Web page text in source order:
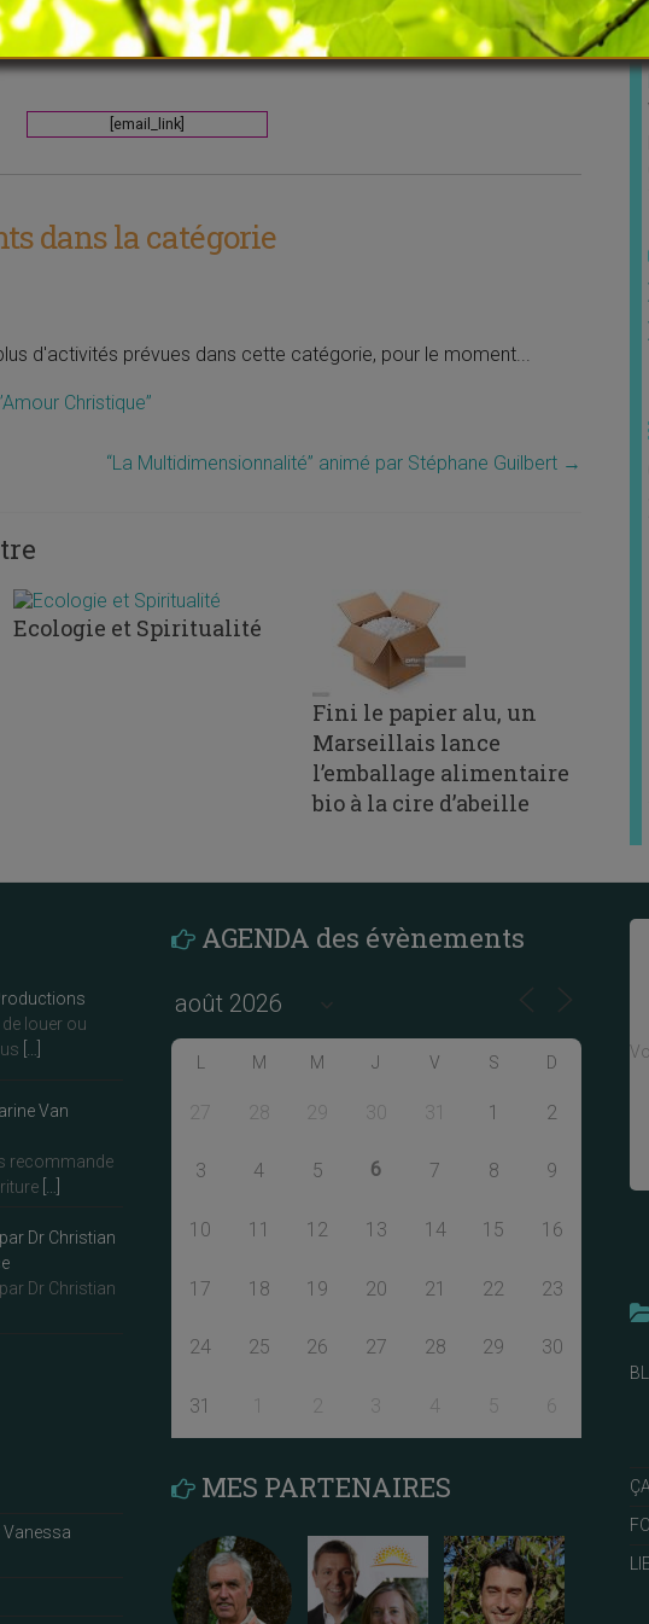
[email_link]
dans la catégorie
d'activités prévues dans cette catégorie, pour le moment...
Christique”
“La Multidimensionnalité” animé par Stéphane Guilbert →
Ecologie et Spiritualité
Fini le papier alu, un
Marseillais lance
l’emballage alimentaire
bio à la cire d’abeille
louer ou
Van
recommande
Dr Christian
Dr Christian
Vanessa
AGENDA des évènements
L M M J V S D
27 28 29 30 31 1 2
3 4 5 6 7 8 9
10 11 12 13 14 15 16
17 18 19 20 21 22 23
24 25 26 27 28 29 30
31 1 3 4 5 6
MES PARTENAIRES